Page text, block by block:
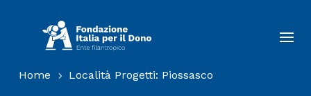
Home 5 Località Progetti: Piossasco